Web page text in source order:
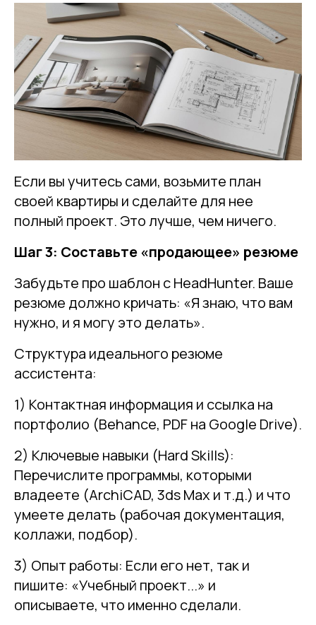
Если вы учитесь сами, возьмите план
своей квартиры и сделайте для нее
полный проект. Это лучше, чем ничего.
Шаг 3: Составьте «продающее» резюме
Забудьте про шаблон с HeadHunter. Ваше
резюме должно кричать: «Я знаю, что вам
нужно, и я могу это делать».
Структура идеального резюме
ассистента:
1) Контактная информация и ссылка на
портфолио (Behance, PDF на Google Drive).
2) Ключевые навыки (Hard Skills):
Перечислите программы, которыми
владеете (ArchiCAD, 3ds Max и т.д.) и что
умеете делать (рабочая документация,
коллажи, подбор).
3) Опыт работы: Если его нет, так и
пишите: «Учебный проект...» и
описываете, что именно сделали.